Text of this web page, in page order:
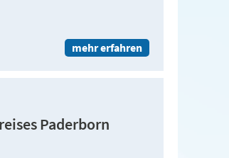
mehr erfahren
Paderborn